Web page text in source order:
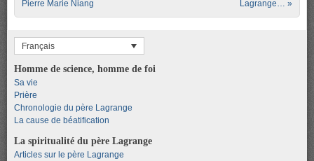
Pierre Marie Niang
Lagrange… »
Français
Homme de science, homme de foi
Sa vie
Prière
Chronologie du père Lagrange
La cause de béatification
La spiritualité du père Lagrange
Articles sur le père Lagrange